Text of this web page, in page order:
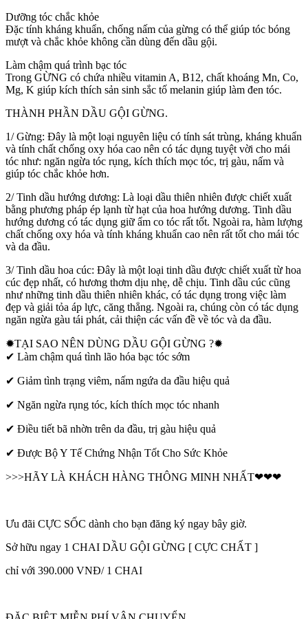
Dưỡng tóc chắc khỏe
Đặc tính kháng khuẩn, chống nấm của gừng có thể giúp tóc bóng
mượt và chắc khỏe không cần dùng đến dầu gội.
Làm chậm quá trình bạc tóc
Trong GỪNG có chứa nhiều vitamin A, B12, chất khoáng Mn, Co,
Mg, K giúp kích thích sản sinh sắc tố melanin giúp làm đen tóc.
THÀNH PHẦN DẦU GỘI GỪNG.
1/ Gừng: Đây là một loại nguyên liệu có tính sát trùng, kháng khuẩn
và tính chất chống oxy hóa cao nên có tác dụng tuyệt vời cho mái
tóc như: ngăn ngừa tóc rụng, kích thích mọc tóc, trị gàu, nấm và
giúp tóc chắc khỏe hơn.
2/ Tinh dầu hướng dương: Là loại dầu thiên nhiên được chiết xuất
bằng phương pháp ép lạnh từ hạt của hoa hướng dương. Tinh dầu
hướng dương có tác dụng giữ ẩm co tóc rất tốt. Ngoài ra, hàm lượng
chất chống oxy hóa và tính kháng khuẩn cao nên rất tốt cho mái tóc
và da đầu.
3/ Tinh dầu hoa cúc: Đây là một loại tinh dầu được chiết xuất từ hoa
cúc đẹp nhất, có hương thơm dịu nhẹ, dễ chịu. Tinh dầu cúc cũng
như những tinh dầu thiên nhiên khác, có tác dụng trong việc làm
đẹp và giải tỏa áp lực, căng thẳng. Ngoài ra, chúng còn có tác dụng
ngăn ngừa gàu tái phát, cải thiện các vấn đề về tóc và da đầu.
✹TẠI SAO NÊN DÙNG DẦU GỘI GỪNG ?✹
​✔ Làm chậm quá tình lão hóa bạc tóc sớm​
​✔ Giảm tình trạng viêm, nấm ngứa da đầu hiệu quả
✔ Ngăn ngừa rụng tóc, kích thích mọc tóc nhanh
​✔ Điều tiết bã nhờn trên da đầu, trị gàu hiệu quả
​✔ Được Bộ Y Tế Chứng Nhận Tốt Cho Sức Khỏe
>>>HÃY LÀ KHÁCH HÀNG THÔNG MINH NHẤT❤❤❤
Ưu đãi CỰC SỐC dành cho bạn đăng ký ngay bây giờ.
Sở hữu ngay 1 CHAI DẦU GỘI GỪNG [ CỰC CHẤT ]
chỉ với 390.000 VNĐ/ 1 CHAI